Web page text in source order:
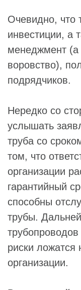
Очевидно, что
инвестиции, а
менеджмент (а
воровство),
подрядчиков.
Нередко со
услышать
труба со
том, что
организации
гарантийный
способны
трубы.
риски ложатся
организации.